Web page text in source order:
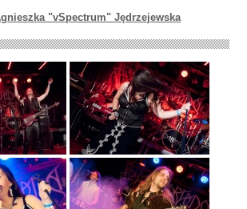
"vSpectrum" Jędrzejewska